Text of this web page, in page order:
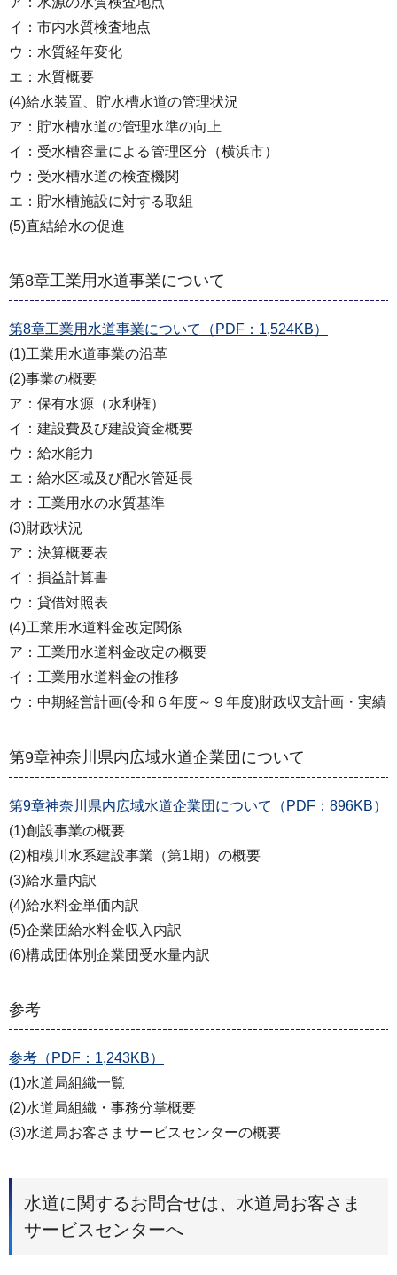
イ：市内水質検査地点
ウ：水質経年変化
エ：水質概要
(4)給水装置、貯水槽水道の管理状況
ア：貯水槽水道の管理水準の向上
イ：受水槽容量による管理区分（横浜市）
ウ：受水槽水道の検査機関
エ：貯水槽施設に対する取組
(5)直結給水の促進
第8章工業用水道事業について
第8章工業用水道事業について（PDF：1,524KB）
(1)工業用水道事業の沿革
(2)事業の概要
ア：保有水源（水利権）
イ：建設費及び建設資金概要
ウ：給水能力
エ：給水区域及び配水管延長
オ：工業用水の水質基準
(3)財政状況
ア：決算概要表
イ：損益計算書
ウ：貸借対照表
(4)工業用水道料金改定関係
ア：工業用水道料金改定の概要
イ：工業用水道料金の推移
ウ：中期経営計画(令和６年度～９年度)財政収支計画・実績
第9章神奈川県内広域水道企業団について
第9章神奈川県内広域水道企業団について（PDF：896KB）
(1)創設事業の概要
(2)相模川水系建設事業（第1期）の概要
(3)給水量内訳
(4)給水料金単価内訳
(5)企業団給水料金収入内訳
(6)構成団体別企業団受水量内訳
参考
参考（PDF：1,243KB）
(1)水道局組織一覧
(2)水道局組織・事務分掌概要
(3)水道局お客さまサービスセンターの概要
水道に関するお問合せは、水道局お客さま
サービスセンターへ